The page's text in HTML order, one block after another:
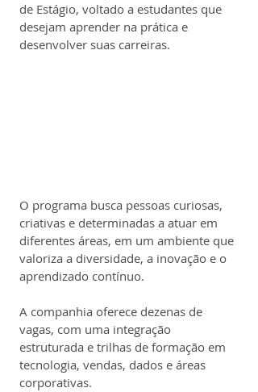
de Estágio, voltado a estudantes que
desejam aprender na prática e
desenvolver suas carreiras.
O programa busca pessoas curiosas,
criativas e determinadas a atuar em
diferentes áreas, em um ambiente que
valoriza a diversidade, a inovação e o
aprendizado contínuo.
A companhia oferece dezenas de
vagas, com uma integração
estruturada e trilhas de formação em
tecnologia, vendas, dados e áreas
corporativas.